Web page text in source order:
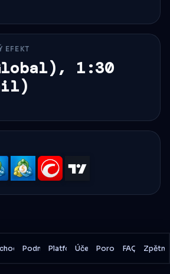
EFEKT
1:30
MetaTrader
4
MetaTrader
5
cTrader
náklady
PodmínkyPlatformy
Účet Porovnání
FAQ